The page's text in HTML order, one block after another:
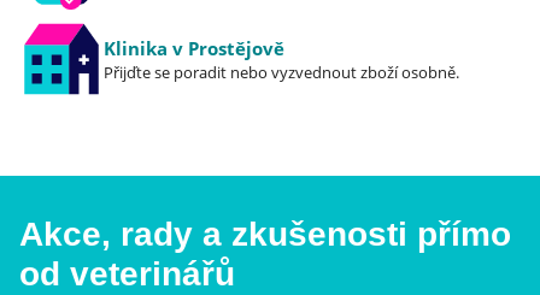
Klinika v Prostějově
Přijďte se poradit nebo vyzvednout zboží osobně.
Akce, rady a zkušenosti přímo
od veterinářů